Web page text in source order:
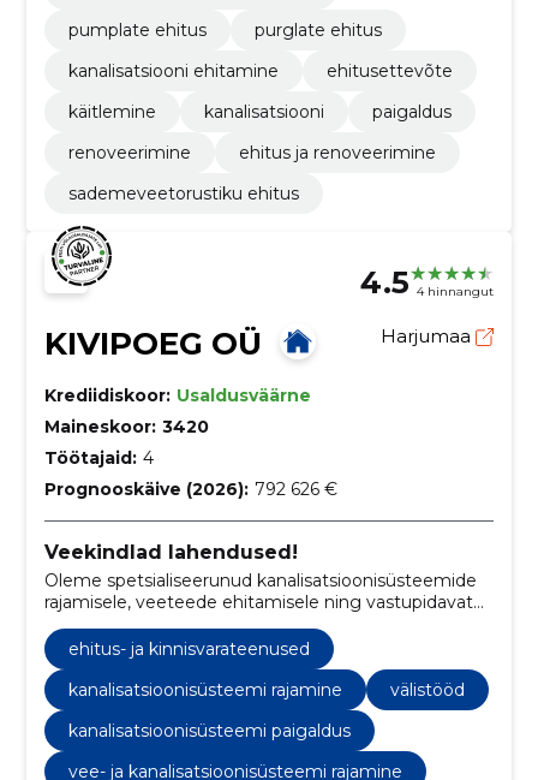
pumplate ehitus
purglate ehitus
kanalisatsiooni ehitamine
ehitusettevõte
käitlemine
kanalisatsiooni
paigaldus
renoveerimine
ehitus ja renoveerimine
sademeveetorustiku ehitus
4.5 4 hinnangut
KIVIPOEG OÜ Harjumaa
Krediidiskoor: Usaldusväärne
Maineskoor: 3420
Töötajaid: 4
Prognooskäive (2026): 792 626 €
Veekindlad lahendused!
Oleme spetsialiseerunud kanalisatsioonisüsteemide
rajamisele, veeteede ehitamisele ning vastupidavate
kivi- ja killustikvundamentide loomisele, tagades
kvaliteedi ja täpsuse igas projektis.
ehitus- ja kinnisvarateenused
kanalisatsioonisüsteemi rajamine
välistööd
kanalisatsioonisüsteemi paigaldus
vee- ja kanalisatsioonisüsteemi rajamine